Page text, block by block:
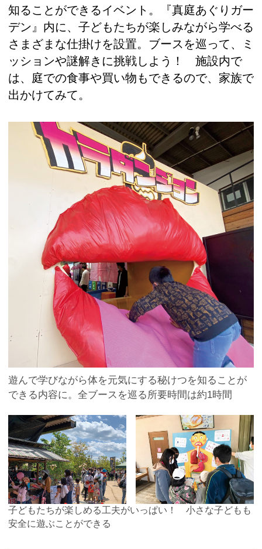
知ることができるイベント。『真庭あぐりガー
デン』内に、子どもたちが楽しみながら学べる
さまざまな仕掛けを設置。ブースを巡って、ミ
ッションや謎解きに挑戦しよう！ 施設内で
は、庭での食事や買い物もできるので、家族で
出かけてみて。
遊んで学びながら体を元気にする秘けつを知ることが
できる内容に。全ブースを巡る所要時間は約1時間
子どもたちが楽しめる工夫がいっぱい！ 小さな子どもも
安全に遊ぶことができる